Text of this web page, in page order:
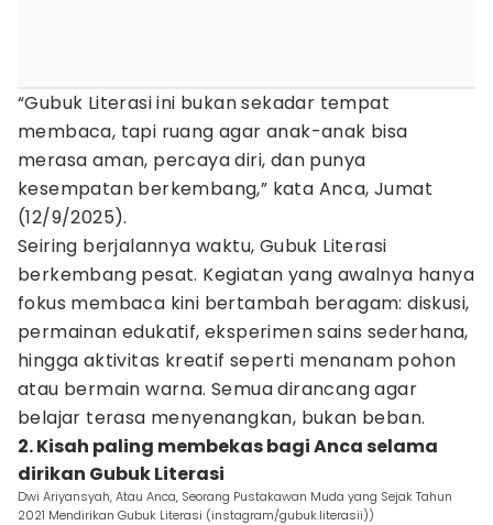
“Gubuk Literasi ini bukan sekadar tempat
membaca, tapi ruang agar anak-anak bisa
merasa aman, percaya diri, dan punya
kesempatan berkembang,” kata Anca, Jumat
(12/9/2025).
Seiring berjalannya waktu, Gubuk Literasi
berkembang pesat. Kegiatan yang awalnya hanya
fokus membaca kini bertambah beragam: diskusi,
permainan edukatif, eksperimen sains sederhana,
hingga aktivitas kreatif seperti menanam pohon
atau bermain warna. Semua dirancang agar
belajar terasa menyenangkan, bukan beban.
2. Kisah paling membekas bagi Anca selama
dirikan Gubuk Literasi
Dwi Ariyansyah, Atau Anca, Seorang Pustakawan Muda yang Sejak Tahun
2021 Mendirikan Gubuk Literasi (instagram/gubuk.literasii))